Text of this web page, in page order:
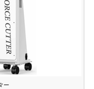
ー